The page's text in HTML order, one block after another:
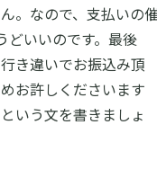
。なので、支払いの
どいいのです。最後
き違いでお振込み頂
お許しくださいます
いう文を書きましょ